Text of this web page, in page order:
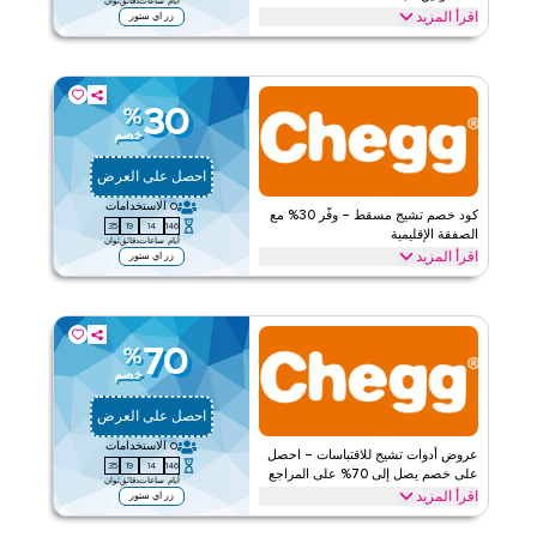
اقرأ أقل
اقرأ المزيد زر اي ستور
يمكن للعملاء الجدد المطالبة بخصم 30% مع هذا العرض من تشيج للطلب
الجدد.
تشيج الأحكام والشروط
ينطبق على
ويب/تطبيق
على مستوى الموقع
اقرأ أقل
كود خصم تشيج مسقط – وفّر 30% مع
الصفقة الإقليمية
اقرأ المزيد
30
%
خصم
احصل على العرض
0 الاستخدامات
146
أيام
14
ساعات
19
دقائق
34
ثوان
زر اي ستور
وفّر 30% مع هذا العرض من تشيج للعملاء في منطقتك. احصل على هذه
ينطبق على
ويب/تطبيق
الفئات
على مستوى الموقع
قيّمنا
عروض أدوات تشيج للاقتباسات – احصل
على خصم يصل إلى 70% على المراجع
اقرأ المزيد
70
%
خصم
احصل على العرض
0 الاستخدامات
146
أيام
14
ساعات
19
دقائق
34
ثوان
زر اي ستور
افتح خصم يصل إلى 70% مع هذا الترويج من تشيج على أدوات الاقتباس بما